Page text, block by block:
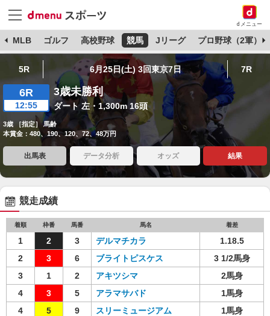
dメニュー
MLB ゴルフ 高校野球 競馬 Jリーグ プロ野球（2軍）
5R 6月25日(土) 3回東京7日 7R
6R
12:55
3歳未勝利
ダート 左・1,300m 16頭
3歳 ［指定］ 馬齢
本賞金：480、190、120、72、48万円
出馬表 データ分析 オッズ 結果
競走成績
着順 枠番 馬番 馬名 着差
1 2 3 デルマチカラ
1.18.5
2
3 6 ブライトピスケス
3 1/2馬身
3
1 2 アキツシマ
2馬身
4
3 5 アラマサバド
1馬身
4
5 9 スリーミュージアム
1馬身